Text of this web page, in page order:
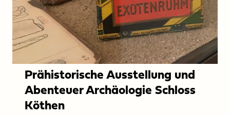
Prähistorische Ausstellung und
Abenteuer Archäologie Schloss
Köthen